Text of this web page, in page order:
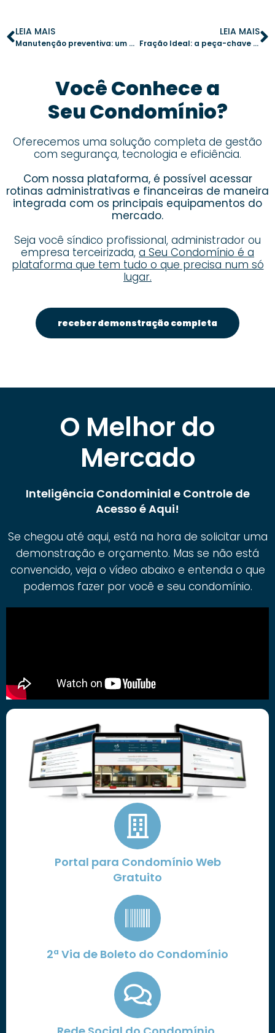
LEIA MAIS
Manutenção preventiva: um investimento essencial para seu condomínio
LEIA MAIS
Fração Ideal: a peça-chave do quebra-cabeça condominial
Você Conhece a
Seu Condomínio?
Oferecemos uma solução completa de gestão
com segurança, tecnologia e eficiência.
Com nossa plataforma, é possível acessar
rotinas administrativas e financeiras de maneira
integrada com os principais equipamentos do
mercado.
Seja você síndico profissional, administrador ou
empresa terceirizada, a Seu Condomínio é a
plataforma que tem tudo o que precisa num só
lugar.
receber demonstração completa
O Melhor do
Mercado
Inteligência Condominial e Controle de
Acesso é Aqui!
Se chegou até aqui, está na hora de solicitar uma
demonstração e orçamento. Mas se não está
convencido, veja o vídeo abaixo e entenda o que
podemos fazer por você e seu condomínio.
Portal para Condomínio Web
Gratuito
2ª Via de Boleto do Condomínio